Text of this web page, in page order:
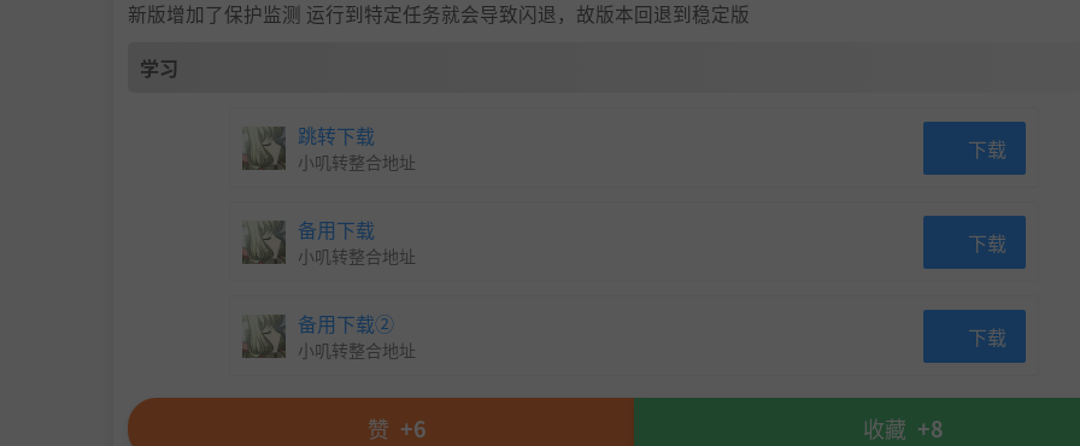
新版增加了保护监测 运行到特定任务就会导致闪退，故版本回退到稳定版
学习
跳转下载
小叽转整合地址 下载
备用下载
小叽转整合地址 下载
备用下载②
小叽转整合地址 下载
赞 +6 收藏 +8